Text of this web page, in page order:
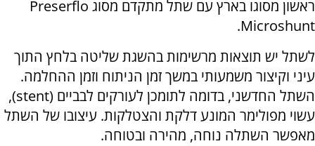
ראשון מסוגו בארץ עם שתל מתקדם מסוג Preserflo
Microshunt.
לשתל יש תוצאות מרשימות בהשגת שליטה בלחץ התוך
עיני וקיצור משמעותי במשך זמן הניתוח וזמן ההחלמה.
השתל החדשני, בדומה לתומכן לעורקים לבביים (stent),
עשוי מפולימר המונע דלקת והצטלקות. עיצובו של השתל
מאפשר השתלה נוחה, מהירה ובטוחה.